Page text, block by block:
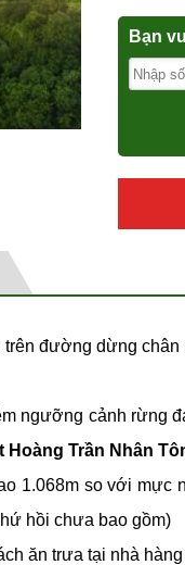
Bạn
trên đường dừng chân
ngưỡng cảnh rừng
Hoàng Trần Nhân
1.068m so với mực
hồi chưa bao gồm)
ăn trưa tại nhà